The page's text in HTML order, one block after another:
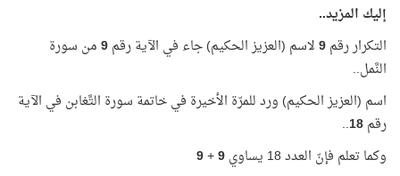
إليك المزيد..
التكرار رقم9لاسم (العزيز الحكيم) جاء في الآية رقم9من سورة
النَّمل..
اسم (العزيز الحكيم) ورد للمرّة الأخيرة في خاتمة سورة التَّغابن في الآية
رقم18
..
وكما تعلم فإنّ العدد 18 يساوي
9
+
9